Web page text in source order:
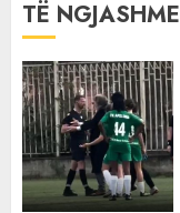
TË NGJASHME